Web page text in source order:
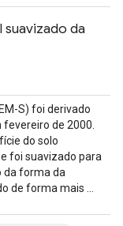
suavizado da
S) foi derivado
de 2000.
do solo
foi suavizado para
da forma da
de forma mais …